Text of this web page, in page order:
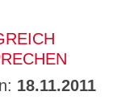
18.11.2011
des